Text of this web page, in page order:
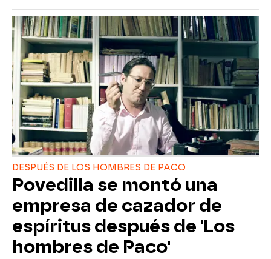
DESPUÉS DE LOS HOMBRES DE PACO
Povedilla se montó una
empresa de cazador de
espíritus después de 'Los
hombres de Paco'